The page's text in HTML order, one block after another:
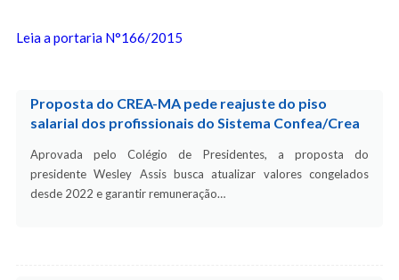
Leia a portaria N°166/2015
Proposta do CREA-MA pede reajuste do piso
salarial dos profissionais do Sistema Confea/Crea
Aprovada pelo Colégio de Presidentes, a proposta do
presidente Wesley Assis busca atualizar valores congelados
desde 2022 e garantir remuneração…